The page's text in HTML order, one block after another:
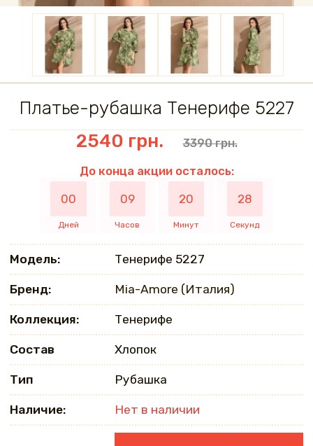
Платье-рубашка Тенерифе 5227
2540 грн.
3390 грн.
До конца акции осталось:
00
Дней
09
Часов
20
Минут
27
Секунд
Модель: Тенерифе 5227
Бренд: Mia-Amore (Италия)
Коллекция: Тенерифе
Состав Хлопок
Тип Рубашка
Наличие: Нет в наличии